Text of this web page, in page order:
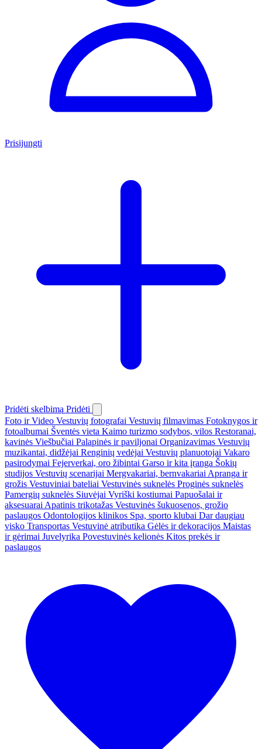
Prisijungti
Pridėti skelbimą Pridėti
Foto ir Video Vestuvių fotografai Vestuvių filmavimas Fotoknygos ir
fotoalbumai Šventės vieta Kaimo turizmo sodybos, vilos Restoranai,
kavinės Viešbučiai Palapinės ir paviljonai Organizavimas Vestuvių
muzikantai, didžėjai Renginių vedėjai Vestuvių planuotojai Vakaro
pasirodymai Fejerverkai, oro žibintai Garso ir kita įranga Šokių
studijos Vestuvių scenarijai Mergvakariai, bernvakariai Apranga ir
grožis Vestuviniai bateliai Vestuvinės suknelės Proginės suknelės
Pamergių suknelės Siuvėjai Vyriški kostiumai Papuošalai ir
aksesuarai Apatinis trikotažas Vestuvinės šukuosenos, grožio
paslaugos Odontologijos klinikos Spa, sporto klubai Dar daugiau
visko Transportas Vestuvinė atributika Gėlės ir dekoracijos Maistas
ir gėrimai Juvelyrika Povestuvinės kelionės Kitos prekės ir
paslaugos